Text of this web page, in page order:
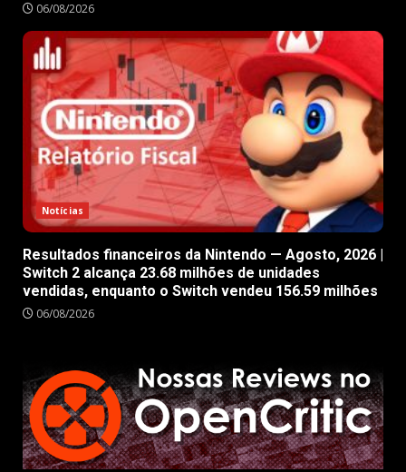
06/08/2026
Notícias
Resultados financeiros da Nintendo — Agosto, 2026 |
Switch 2 alcança 23.68 milhões de unidades
vendidas, enquanto o Switch vendeu 156.59 milhões
06/08/2026